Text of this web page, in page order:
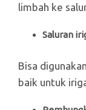
limbah ke
Saluran
Bisa
baik untuk